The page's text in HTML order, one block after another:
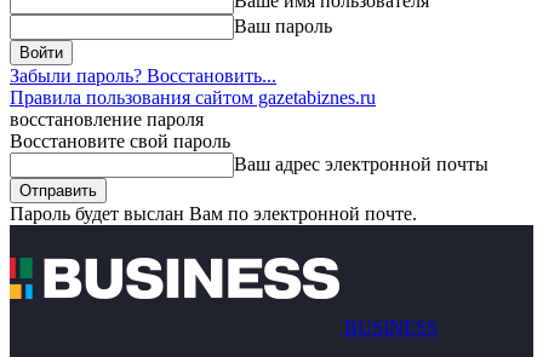
Ваш пароль
Забыли пароль? Восстановить...
Правила пользования сайтом gazetabiznes.ru
восстановление пароля
Восстановите свой пароль
Ваш адрес электронной почты
Пароль будет выслан Вам по электронной почте.
BUSINESS